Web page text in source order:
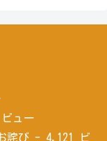
ュー
詫び - 4,121 ビ